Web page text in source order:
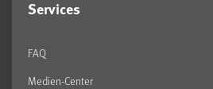
Services
FAQ
Medien-Center